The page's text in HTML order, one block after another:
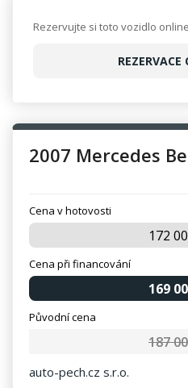
2007 Mercedes
Cena v hotovosti
172
Cena při financování
169
Původní cena
187
auto-pech.cz s.r.o.
Rezervujte si toto vozidlo
REZERVACE